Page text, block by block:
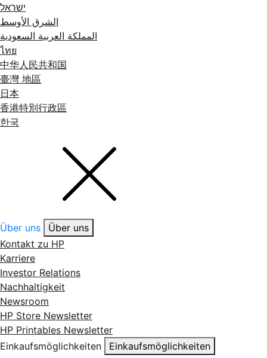
ישראל
الشرق الأوسط
المملكة العربية السعودية
ไทย
中华人民共和国
臺灣 地區
日本
香港特別行政區
한국
Über uns
Über uns
Kontakt zu HP
Karriere
Investor Relations
Nachhaltigkeit
Newsroom
HP Store Newsletter
HP Printables Newsletter
Einkaufsmöglichkeiten
Einkaufsmöglichkeiten